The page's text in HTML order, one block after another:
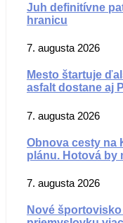
Juh definitívne
hranicu
7. augusta 2026
Mesto štartuje
asfalt dostane aj
7. augusta 2026
Obnova cesty
plánu. Hotová by
7. augusta 2026
Nové